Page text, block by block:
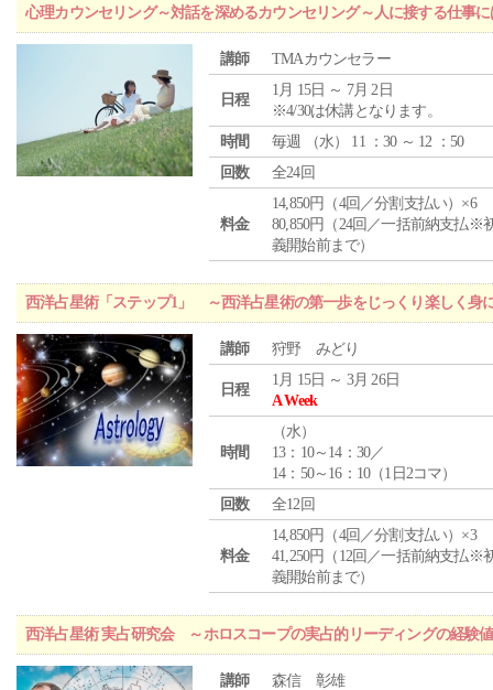
心理カウンセリング～対話を深めるカウンセリング～人に接する仕事
講師 TMAカウンセラー
日程
1月 15日 ～ 7月 2日
※4/30は休講となります。
時間
毎週 （水） 11 ：30 ～ 12 ：50
回数
全24回
料金
14,850円（4回／分割支払い）×6
80,850円（24回／一括前納支払※
義開始前まで）
西洋占星術「ステップ1」 ～西洋占星術の第一歩をじっくり楽しく身
講師 狩野 みどり
日程
1月 15日 ～ 3月 26日
A Week
時間
（水）
13：10～14：30／
14：50～16：10（1日2コマ）
回数
全12回
料金
14,850円（4回／分割支払い）×3
41,250円（12回／一括前納支払※
義開始前まで）
西洋占星術 実占研究会 ～ホロスコープの実占的リーディングの経験
講師
森信 彰雄